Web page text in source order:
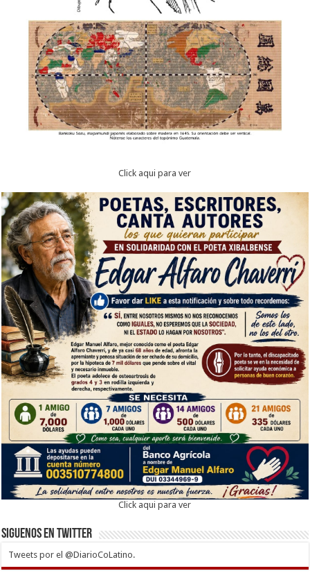
Click aqui para ver
Click aqui para ver
Siguenos en twitter
Tweets por el @DiarioCoLatino.